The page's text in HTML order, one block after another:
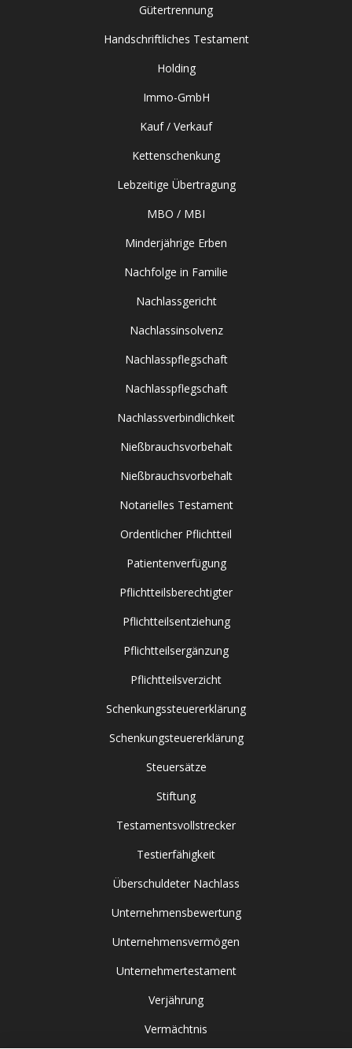
Gütertrennung
Handschriftliches Testament
Holding
Immo-GmbH
Kauf / Verkauf
Kettenschenkung
Lebzeitige Übertragung
MBO / MBI
Minderjährige Erben
Nachfolge in Familie
Nachlassgericht
Nachlassinsolvenz
Nachlasspflegschaft
Nachlasspflegschaft
Nachlassverbindlichkeit
Nießbrauchsvorbehalt
Nießbrauchsvorbehalt
Notarielles Testament
Ordentlicher Pflichtteil
Patientenverfügung
Pflichtteilsberechtigter
Pflichtteilsentziehung
Pflichtteilsergänzung
Pflichtteilsverzicht
Schenkungssteuererklärung
Schenkungsteuererklärung
Steuersätze
Stiftung
Testamentsvollstrecker
Testierfähigkeit
Überschuldeter Nachlass
Unternehmensbewertung
Unternehmensvermögen
Unternehmertestament
Verjährung
Vermächtnis